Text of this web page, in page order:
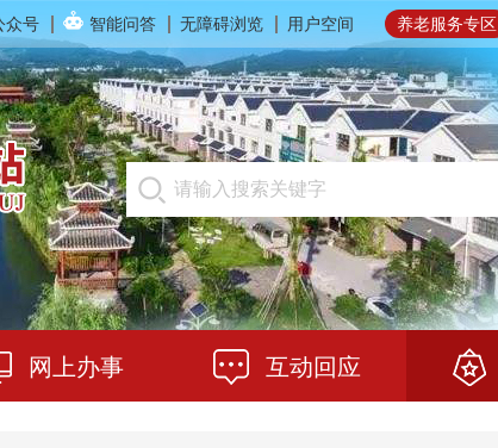
养老服务专区
众号 智能问答 无障碍浏览 用户空间
网上办事 互动回应